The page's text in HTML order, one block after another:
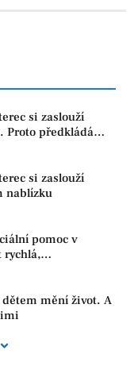
si zaslouží
předkládáme
problémy
si zaslouží
nablízku
pomoc v
rychlá,
Ne udržovat lidi v
mění život. A